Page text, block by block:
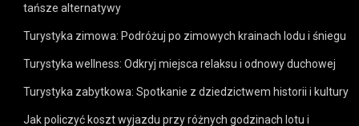
tańsze alternatywy
Turystyka zimowa: Podróżuj po zimowych krainach lodu i śniegu
Turystyka wellness: Odkryj miejsca relaksu i odnowy duchowej
Turystyka zabytkowa: Spotkanie z dziedzictwem historii i kultury
Jak policzyć koszt wyjazdu przy różnych godzinach lotu i